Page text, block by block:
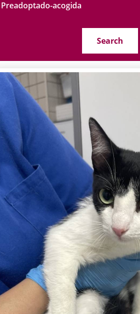
Preadoptado-acogida
Search